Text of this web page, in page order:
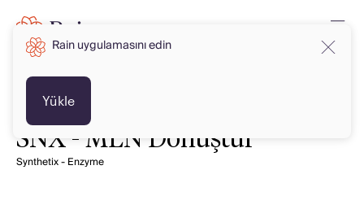
SNX - MLN Dönüştür
Synthetix - Enzyme
Rain uygulamasını edin
Yükle